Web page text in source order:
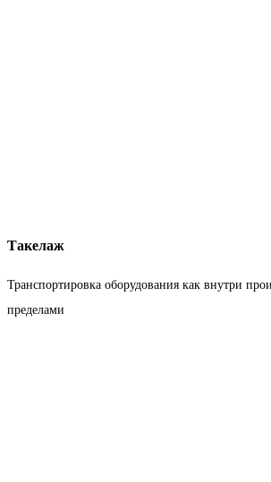
Такелаж
Транспортировка оборудования как внутри
пределами